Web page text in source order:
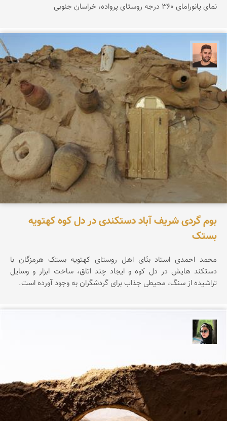
نمای پانورامای ۳۶۰ درجه روستای پرواده، خراسان جنوبی
ابراهیم رفیعی
بوم گردی شریف آباد دستکندی در دل کوه کهتویه
بستک
محمد احمدی استاد بنّای اهل روستای کهتویه بستک هرمزگان با
دستکند هایش در دل کوه و ایجاد چند اتاق، ساخت ابزار و وسایل
تراشیده از سنگ، محیطی جذاب برای گردشگران به وجود آورده است.